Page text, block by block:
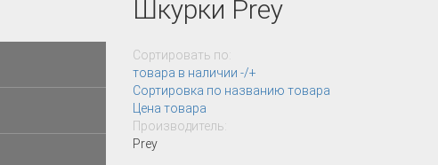
Шкурки Prey
Сортировать по:
товара в наличии -/+
Сортировка по названию товара
Цена товара
Производитель:
Prey